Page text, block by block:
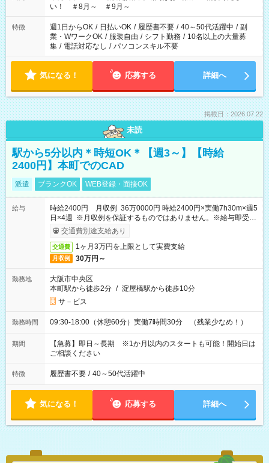
い！ ＃8月～ ＃9月～
特徴 週1日からOK / 日払いOK / 履歴書不要 / 40～50代活躍中 / 副
業・WワークOK / 服装自由 / シフト勤務 / 10名以上の大量募
集 / 電話対応なし / パソコンスキル不要
気になる！ 応募する 詳細へ
掲載日：2026.07.22
未読
駅から5分以内＊時短OK＊【週3～】【時給
2400円】本町でのCAD
派遣 ブランクOK WEB登録・面接OK
給与
時給2400円 月収例 36万0000円 時給2400円×実働7h30m×週5
日×4週 ※月収例を保証するものではありません。※給与即受取
りサービス利用可（利用条件有）
交通費別途支給あり
交通費 1ヶ月3万円を上限として実費支給
月収例 30万円～
勤務地
大阪市中央区
本町駅から徒歩2分 / 淀屋橋駅から徒歩10分
サ－ビス
勤務時間 09:30-18:00（休憩60分）実働7時間30分 （残業少なめ！）
期間
【急募】即日～長期 ※1か月以内のスタートも可能！開始日は
ご相談ください
特徴 履歴書不要 / 40～50代活躍中
気になる！ 応募する 詳細へ